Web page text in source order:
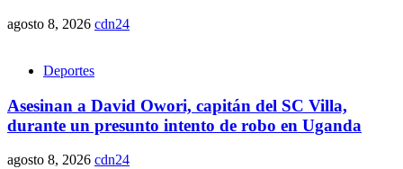
agosto 8, 2026 cdn24
Deportes
Asesinan a David Owori, capitán del SC Villa,
durante un presunto intento de robo en Uganda
agosto 8, 2026 cdn24